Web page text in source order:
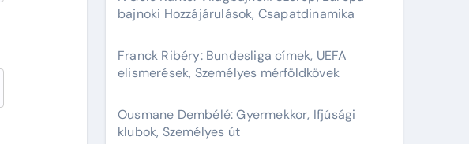
bajnoki Hozzájárulások, Csapatdinamika
Franck Ribéry: Bundesliga címek, UEFA
elismerések, Személyes mérföldkövek
Ousmane Dembélé: Gyermekkor, Ifjúsági
klubok, Személyes út